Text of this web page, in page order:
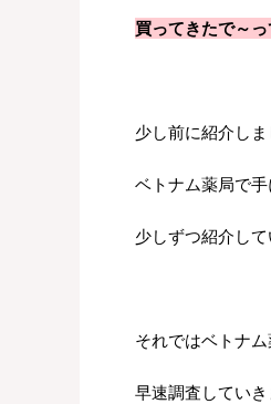
買ってきたで～っ
少し前に紹介し
ベトナム薬局で
少しずつ紹介し
それではベトナ
早速調査していき